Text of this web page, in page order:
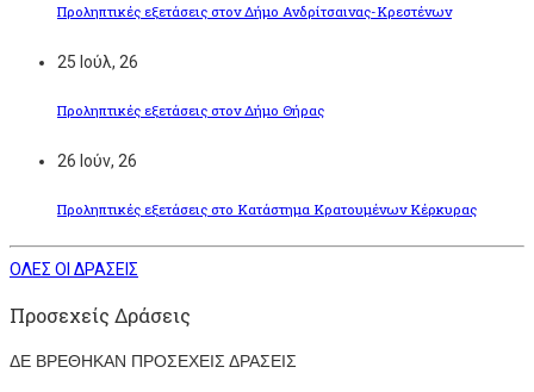
Προληπτικές εξετάσεις στον Δήμο Ανδρίτσαινας-Κρεστένων
25 Ιούλ, 26
Προληπτικές εξετάσεις στον Δήμο Θήρας
26 Ιούν, 26
Προληπτικές εξετάσεις στο Κατάστημα Κρατουμένων Κέρκυρας
ΟΛΕΣ ΟΙ ΔΡΑΣΕΙΣ
Προσεχείς Δράσεις
ΔΕ ΒΡΕΘΗΚΑΝ ΠΡΟΣΕΧΕΙΣ ΔΡΑΣΕΙΣ